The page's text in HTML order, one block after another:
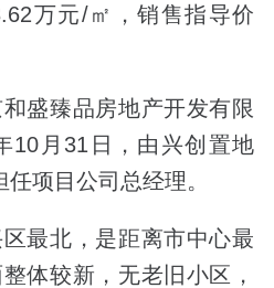
万元/㎡，销售指导价
盛臻品房地产开发有限
10月31日，由兴创置地
项目公司总经理。
最北，是距离市中心最
体较新，无老旧小区，